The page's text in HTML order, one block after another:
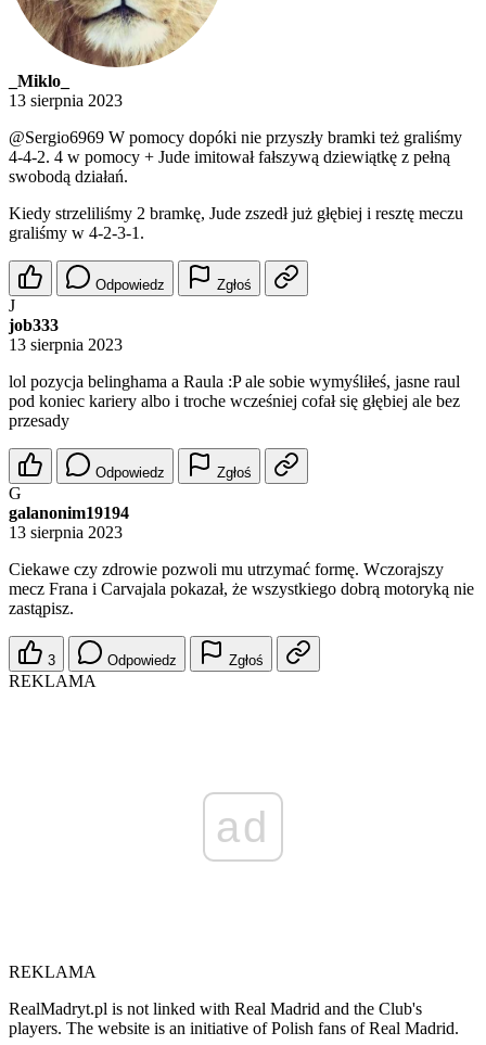
_Miklo_
13 sierpnia 2023
@Sergio6969 W pomocy dopóki nie przyszły bramki też graliśmy
4-4-2. 4 w pomocy + Jude imitował fałszywą dziewiątkę z pełną
swobodą działań.
Kiedy strzeliliśmy 2 bramkę, Jude zszedł już głębiej i resztę meczu
graliśmy w 4-2-3-1.
Odpowiedz Zgłoś
J
job333
13 sierpnia 2023
lol pozycja belinghama a Raula :P ale sobie wymyśliłeś, jasne raul
pod koniec kariery albo i troche wcześniej cofał się głębiej ale bez
przesady
Odpowiedz Zgłoś
G
galanonim19194
13 sierpnia 2023
Ciekawe czy zdrowie pozwoli mu utrzymać formę. Wczorajszy
mecz Frana i Carvajala pokazał, że wszystkiego dobrą motoryką nie
zastąpisz.
3 Odpowiedz Zgłoś
REKLAMA
ad
REKLAMA
RealMadryt.pl is not linked with Real Madrid and the Club's
players. The website is an initiative of Polish fans of Real Madrid.